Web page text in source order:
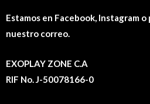
Estamos en Facebook, Instagram
nuestro correo.
EXOPLAY ZONE C.A
RIF No. J-50078166-0